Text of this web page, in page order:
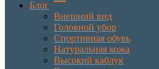
Блог
Внешний вид
Головной убор
Спортивная обувь
Натуральная кожа
Высокий каблук